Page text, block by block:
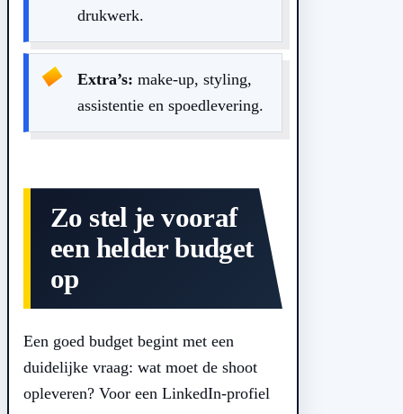
drukwerk.
Extra’s: make-up, styling,
assistentie en spoedlevering.
Zo stel je vooraf
een helder budget
op
Een goed budget begint met een
duidelijke vraag: wat moet de shoot
opleveren? Voor een LinkedIn-profiel